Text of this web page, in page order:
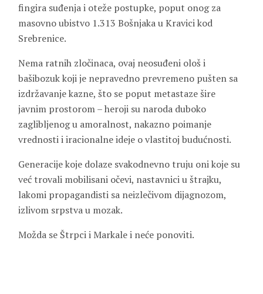
fingira suđenja i oteže postupke, poput onog za
masovno ubistvo 1.313 Bošnjaka u Kravici kod
Srebrenice.
Nema ratnih zločinaca, ovaj neosuđeni ološ i
bašibozuk koji je nepravedno prevremeno pušten sa
izdržavanje kazne, što se poput metastaze šire
javnim prostorom – heroji su naroda duboko
zaglibljenog u amoralnost, nakazno poimanje
vrednosti i iracionalne ideje o vlastitoj budućnosti.
Generacije koje dolaze svakodnevno truju oni koje su
već trovali mobilisani očevi, nastavnici u štrajku,
lakomi propagandisti sa neizlečivom dijagnozom,
izlivom srpstva u mozak.
Možda se Štrpci i Markale i neće ponoviti.